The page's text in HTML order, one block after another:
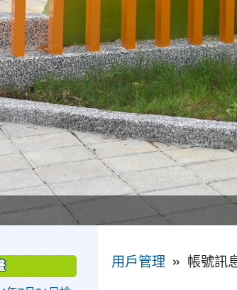
源
源
的中廊
的中廊
用戶管理 » 帳號訊